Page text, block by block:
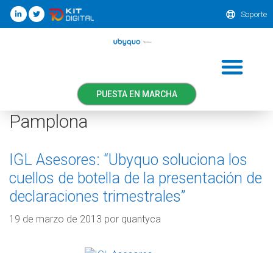
Soporte
PUESTA EN MARCHA
Pamplona
IGL Asesores: “Ubyquo soluciona los
cuellos de botella de la presentación de
declaraciones trimestrales”
19 de marzo de 2013 por quantyca